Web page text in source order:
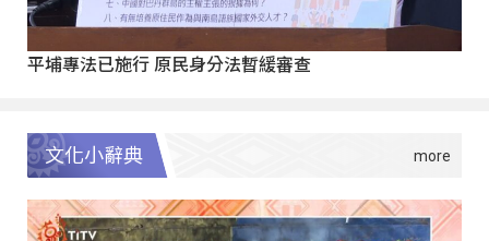
平埔專法已施行 原民身分法暫緩審查
文化小辭典